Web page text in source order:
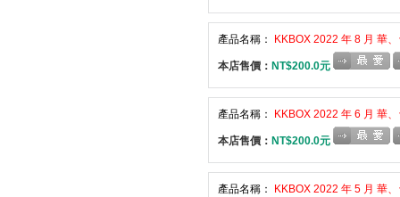
產品名稱： KKBOX 2022 年 8 月 華
本店售價： NT$200.0元
產品名稱： KKBOX 2022 年 6 月 華
本店售價： NT$200.0元
產品名稱： KKBOX 2022 年 5 月 華